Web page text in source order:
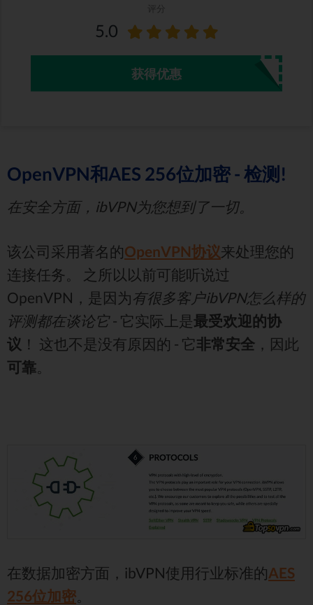
评分
5.0
获得优惠
OpenVPN和AES 256位加密 - 检测!
在安全方面，ibVPN为您想到了一切。
该公司采用著名的OpenVPN协议来处理您的
连接任务。 之所以以前可能听说过
OpenVPN，是因为有很多客户ibVPN怎么样的
评测都在谈论它- 它实际上是最受欢迎的协
议 ！ 这也不是没有原因的 - 它非常安全 ，因此
可靠
在数据加密方面，ibVPN使用行业标准的AES
256位加密